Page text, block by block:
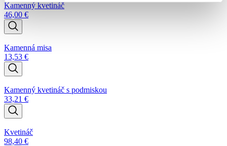
Kamenný kvetináč
46,00 €
Kamenná misa
13,53 €
Kamenný kvetináč s podmiskou
33,21 €
Kvetináč
98,40 €